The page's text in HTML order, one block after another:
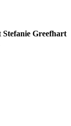
Stefanie Greefhart